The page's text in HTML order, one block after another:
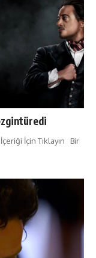
İçin Tıklayın Bir